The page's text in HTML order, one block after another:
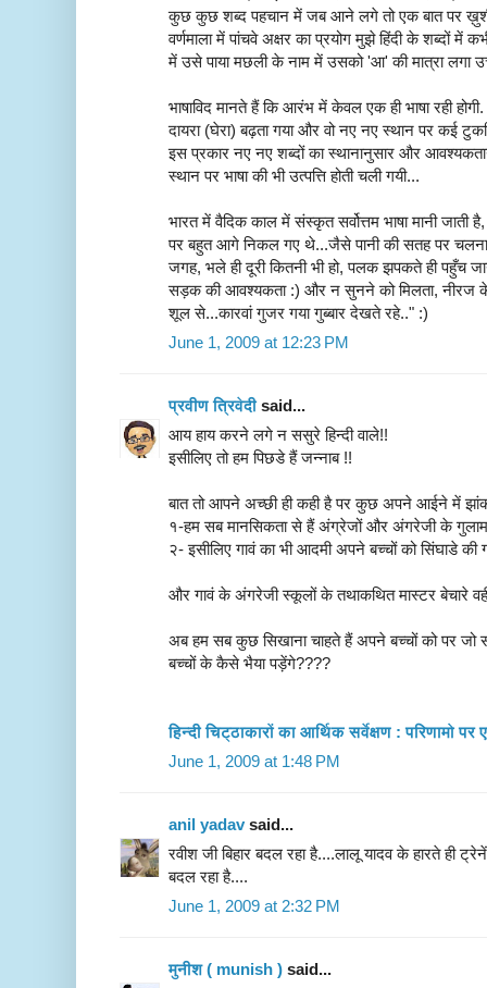
कुछ कुछ शब्द पहचान में जब आने लगे तो एक बात पर ख़ुशी
वर्णमाला में पांचवे अक्षर का प्रयोग मुझे हिंदी के शब्दों में
में उसे पाया मछली के नाम में उसको 'आ' की मात्रा लगा
भाषाविद मानते हैं कि आरंभ में केवल एक ही भाषा रही
दायरा (घेरा) बढ़ता गया और वो नए नए स्थान पर कई
इस प्रकार नए नए शब्दों का स्थानानुसार और
स्थान पर भाषा की भी उत्पत्ति होती चली गयी...
भारत में वैदिक काल में संस्कृत सर्वोत्तम भाषा मानी जाती
पर बहुत आगे निकल गए थे...जैसे पानी की सतह पर
जगह, भले ही दूरी कितनी भी हो, पलक झपकते ही पहुँच
सड़क की आवश्यकता :) और न सुनने को मिलता, नीरज
शूल से...कारवां गुजर गया गुब्बार देखते रहे.." :)
June 1, 2009 at 12:23 PM
प्रवीण त्रिवेदीsaid...
आय हाय करने लगे न ससुरे हिन्दी वाले!!
इसीलिए तो हम पिछडे हैं जन्नाब !!
बात तो आपने अच्छी ही कही है पर कुछ अपने आईने में
१-हम सब मानसिकता से हैं अंग्रेजों और अंगरेजी के गुलाम
२- इसीलिए गावं का भी आदमी अपने बच्चों को सिंघाडे की
और गावं के अंगरेजी स्कूलों के तथाकथित मास्टर बेचारे
अब हम सब कुछ सिखाना चाहते हैं अपने बच्चों को पर जो
बच्चों के कैसे भैया पड़ेंगे????
हिन्दी चिट्ठाकारों का आर्थिक सर्वेक्षण : परिणामो
June 1, 2009 at 1:48 PM
anil yadavsaid...
रवीश जी बिहार बदल रहा है....लालू यादव के हारते ही
बदल रहा है....
June 1, 2009 at 2:32 PM
मुनीश ( munish ) said...